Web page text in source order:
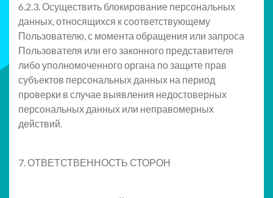
6.2.3. Осуществить блокирование персональных
данных, относящихся к соответствующему
Пользователю, с момента обращения или запроса
Пользователя или его законного представителя
либо уполномоченного органа по защите прав
субъектов персональных данных на период
проверки в случае выявления недостоверных
персональных данных или неправомерных
действий.
7. ОТВЕТСТВЕННОСТЬ СТОРОН